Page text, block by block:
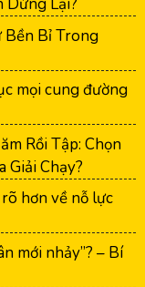
Dừng Lại?
Bền Bỉ Trong
mọi cung đường
Rồi Tập: Chọn
Giải Chạy?
hơn về nỗ lực
mới nhảy”? – Bí